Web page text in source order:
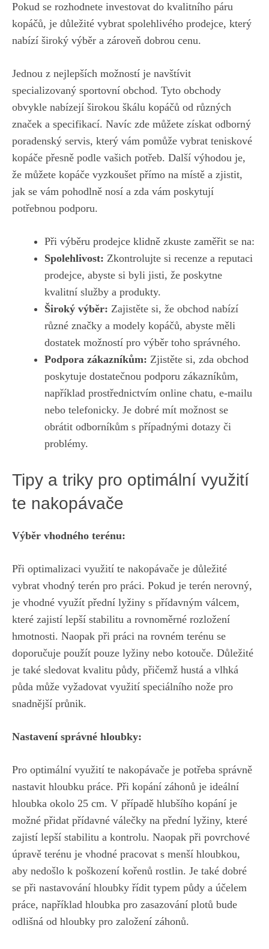
Pokud se⁢ rozhodnete investovat do kvalitního páru
kopáčů, je‍ důležité vybrat spolehlivého prodejce, který
nabízí široký výběr a zároveň ‌dobrou ‌cenu.
Jednou z nejlepších možností ​je navštívit
specializovaný sportovní​ obchod. ‍Tyto obchody
‍obvykle nabízejí širokou škálu kopáčů od různých
značek a specifikací. Navíc ⁢zde můžete získat odborný
poradenský servis, který vám pomůže‌ vybrat teniskové
kopáče přesně podle⁢ vašich potřeb. ⁤Další⁣ výhodou je,
že můžete kopáče vyzkoušet přímo ⁣na místě a zjistit,
jak ​se vám pohodlně​ nosí a zda vám poskytují
potřebnou podporu.
Při výběru prodejce ​klidně zkuste zaměřit se na:
Spolehlivost: Zkontrolujte si recenze a reputaci
prodejce, abyste si byli jisti, že​ poskytne
kvalitní ⁣služby⁣ a produkty.
Široký výběr: Zajistěte si, že obchod nabízí
různé značky a modely kopáčů, abyste měli
dostatek možností pro výběr toho správného.
Podpora zákazníkům: Zjistěte si, zda obchod
poskytuje dostatečnou podporu zákazníkům,⁤
například‍ prostřednictvím online chatu, e-mailu
nebo telefonicky. Je dobré mít ‌možnost se
obrátit odborníkům s případnými dotazy či
problémy.
Tipy a triky pro optimální využití
te nakopávače
Výběr vhodného terénu:
Při⁤ optimalizaci využití⁤ te⁣ nakopávače je důležité
vybrat vhodný terén ‍pro práci. Pokud ⁣je‍ terén ⁤nerovný,
je vhodné‌ využít přední lyžiny s⁤ přídavným válcem,
‍které ​zajistí lepší stabilitu‌ a rovnoměrné rozložení
hmotnosti. Naopak při práci na rovném terénu se
doporučuje ‍použít ⁤pouze⁢ lyžiny⁢ nebo kotouče. Důležité
je také sledovat kvalitu půdy, přičemž‌ hustá a vlhká
půda ‍může vyžadovat využití speciálního nože pro
snadnější průnik.
Nastavení správné hloubky:
Pro optimální využití te nakopávače je potřeba správně
nastavit hloubku práce.⁤ Při kopání záhonů je ideální
hloubka okolo 25⁣ cm. V případě ‌hlubšího kopání je
možné přidat přídavné válečky na přední lyžiny, které
zajistí lepší stabilitu ​a kontrolu. Naopak⁣ při povrchové‍
úpravě terénu je vhodné pracovat s menší​ hloubkou,
aby nedošlo k poškození kořenů rostlin.‌ Je také dobré
se při nastavování hloubky řídit typem​ půdy a ⁣účelem
práce, například ​hloubka pro‍ zasazování plotů bude
odlišná od hloubky pro⁤ založení záhonů.